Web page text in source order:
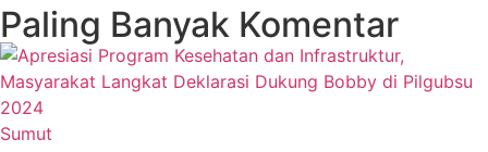
Paling Banyak Komentar
Sumut